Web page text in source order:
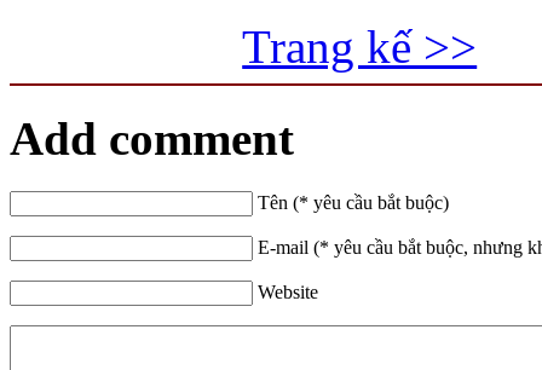
Trang kế >>
Add comment
Tên (* yêu cầu bắt buộc)
E-mail (* yêu cầu bắt buộc, nhưng
Website